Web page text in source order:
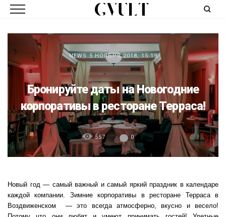
NEWS 5 НОЯБРЯ 2018, 15:19
Бронируйте даты на Новогодние
корпоративы в ресторане Терраса!
557 0
Новый год — самый важный и самый яркий праздник в календаре
каждой компании. Зимние корпоративы в ресторане Терраса в
Воздвиженском — это всегда атмосферно, вкусно и весело!